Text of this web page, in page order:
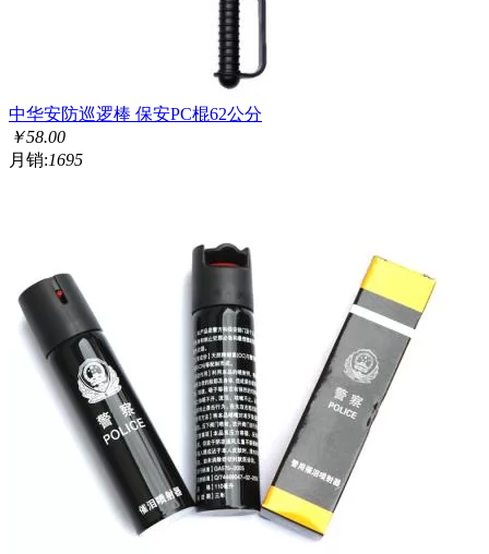
中华安防巡逻棒 保安PC棍62公分
￥58.00
月销:1695